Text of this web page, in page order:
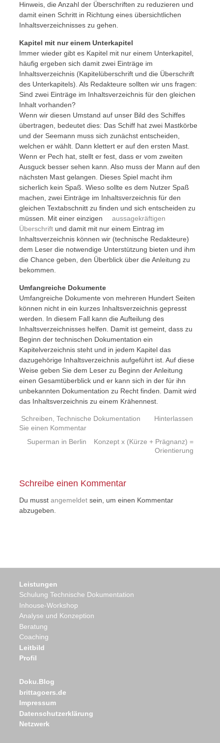
Hinweis, die Anzahl der Überschriften zu reduzieren und
damit einen Schritt in Richtung eines übersichtlichen
Inhaltsverzeichnisses zu gehen.
Kapitel mit nur einem Unterkapitel
Immer wieder gibt es Kapitel mit nur einem Unterkapitel,
häufig ergeben sich damit zwei Einträge im
Inhaltsverzeichnis (Kapitelüberschrift und die Überschrift
des Unterkapitels). Als Redakteure sollten wir uns fragen:
Sind zwei Einträge im Inhaltsverzeichnis für den gleichen
Inhalt vorhanden?
Wenn wir diesen Umstand auf unser Bild des Schiffes
übertragen, bedeutet dies: Das Schiff hat zwei Mastkörbe
und der Seemann muss sich zunächst entscheiden,
welchen er wählt. Dann klettert er auf den ersten Mast.
Wenn er Pech hat, stellt er fest, dass er vom zweiten
Ausguck besser sehen kann. Also muss der Mann auf den
nächsten Mast gelangen. Dieses Spiel macht ihm
sicherlich kein Spaß. Wieso sollte es dem Nutzer Spaß
machen, zwei Einträge im Inhaltsverzeichnis für den
gleichen Textabschnitt zu finden und sich entscheiden zu
müssen. Mit einer einzigen
aussagekräftigen
Überschrift und damit mit nur einem Eintrag im
Inhaltsverzeichnis können wir (technische Redakteure)
dem Leser die notwendige Unterstützung bieten und ihm
die Chance geben, den Überblick über die Anleitung zu
bekommen.
Umfangreiche Dokumente
Umfangreiche Dokumente von mehreren Hundert Seiten
können nicht in ein kurzes Inhaltsverzeichnis gepresst
werden. In diesem Fall kann die Aufteilung des
Inhaltsverzeichnisses helfen. Damit ist gemeint, dass zu
Beginn der technischen Dokumentation ein
Kapitelverzeichnis steht und in jedem Kapitel das
dazugehörige Inhaltsverzeichnis aufgeführt ist. Auf diese
Weise geben Sie dem Leser zu Beginn der Anleitung
einen Gesamtüberblick und er kann sich in der für ihn
unbekannten Dokumentation zu Recht finden. Damit wird
das Inhaltsverzeichnis zu einem Krähennest.
Schreiben Technische Dokumentation
Hinterlassen
Sie einen Kommentar
Beitrags
Superman in Berlin
Konzept x (Kürze + Prägnanz) =
Orientierung
Schreibe einen Kommentar
Du musst angemeldetsein, um einen Kommentar
abzugeben.
Leistungen
Schulung Technische Dokumentation
Inhouse-Workshop
Analyse und Konzeption
Beratung
Coaching
Leitbild
Profil
Doku.Blog
brittagoers.de
Impressum
Datenschutzerklärung
Netzwerk